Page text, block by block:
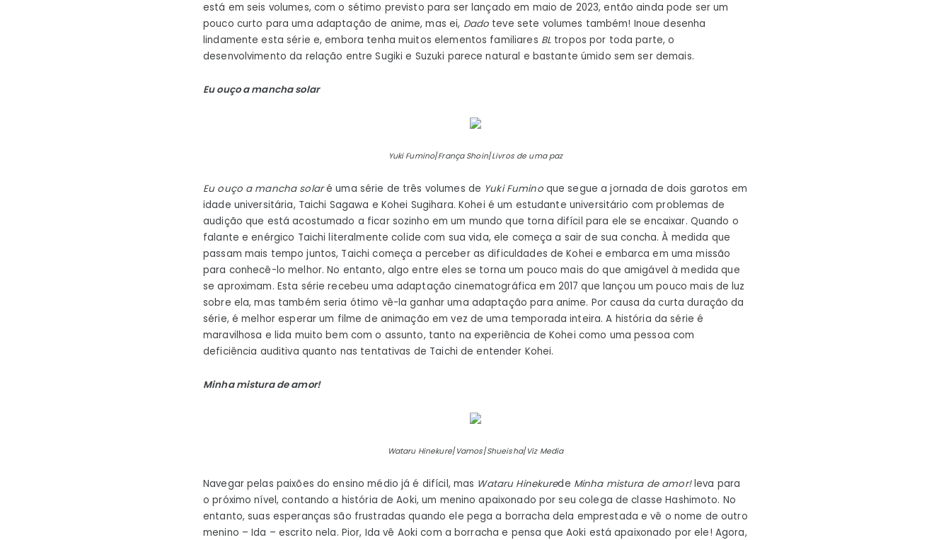
está em seis volumes, com o sétimo previsto para ser lançado em maio de 2023, então ainda pode ser um
pouco curto para uma adaptação de anime, mas ei, Dado teve sete volumes também! Inoue desenha
lindamente esta série e, embora tenha muitos elementos familiares BL tropos por toda parte, o
desenvolvimento da relação entre Sugiki e Suzuki parece natural e bastante úmido sem ser demais.
Eu ouço a mancha solar
Yuki Fumino/França Shoin/Livros de uma paz
Eu ouço a mancha solaré uma série de três volumes de Yuki Fuminoque segue a jornada de dois garotos em
idade universitária, Taichi Sagawa e Kohei Sugihara. Kohei é um estudante universitário com problemas de
audição que está acostumado a ficar sozinho em um mundo que torna difícil para ele se encaixar. Quando o
falante e enérgico Taichi literalmente colide com sua vida, ele começa a sair de sua concha. À medida que
passam mais tempo juntos, Taichi começa a perceber as dificuldades de Kohei e embarca em uma missão
para conhecê-lo melhor. No entanto, algo entre eles se torna um pouco mais do que amigável à medida que
se aproximam. Esta série recebeu uma adaptação cinematográfica em 2017 que lançou um pouco mais de luz
sobre ela, mas também seria ótimo vê-la ganhar uma adaptação para anime. Por causa da curta duração da
série, é melhor esperar um filme de animação em vez de uma temporada inteira. A história da série é
maravilhosa e lida muito bem com o assunto, tanto na experiência de Kohei como uma pessoa com
deficiência auditiva quanto nas tentativas de Taichi de entender Kohei.
Minha mistura de amor!
Wataru Hinekure/ Vamos/Shueisha/ Viz Media
Navegar pelas paixões do ensino médio já é difícil, mas Wataru Hinekurede Minha mistura de amor!leva para
o próximo nível, contando a história de Aoki, um menino apaixonado por seu colega de classe Hashimoto. No
entanto, suas esperanças são frustradas quando ele pega a borracha dela emprestada e vê o nome de outro
menino – Ida – escrito nela. Pior, Ida vê Aoki com a borracha e pensa que Aoki está apaixonado por ele! Agora,